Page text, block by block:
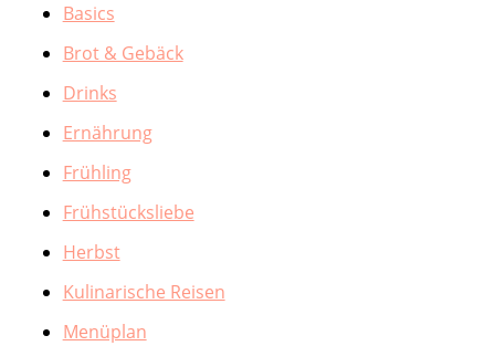
Basics
Brot & Gebäck
Drinks
Ernährung
Frühling
Frühstücksliebe
Herbst
Kulinarische Reisen
Menüplan